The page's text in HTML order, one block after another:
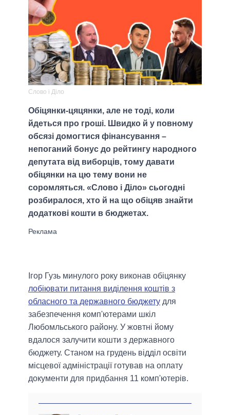
Слово і Діло
Обіцянки-цяцянки, але не тоді, коли
йдеться про гроші. Швидко й у повному
обсязі домогтися фінансування –
непоганий бонус до рейтингу народного
депутата від виборців, тому давати
обіцянки на цю тему вони не
соромляться. «Слово і Діло» сьогодні
розбиралося, хто й на що обіцяв знайти
додаткові кошти в бюджетах.
Ігор Гузь минулого року виконав обіцянку
лобіювати питання виділення коштів з
обласного та державного бюджету для
забезпечення комп'ютерами шкіл
Любомльського району. У жовтні йому
вдалося залучити кошти з державного
бюджету. Станом на грудень відділ освіти
місцевої адміністрації готував на оплату
документи для придбання 11 комп'ютерів.